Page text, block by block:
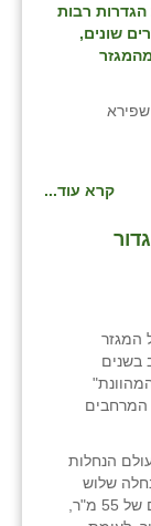
רבות
שונים,
קרא עוד...
המגזר
בשנים
המרחבים
יוני 2016 הכניס לעולם הנחלות
שלוש
יחידות בשלושה מבנים נפרדים וכן יחידת הורים של 55 מ"ר,